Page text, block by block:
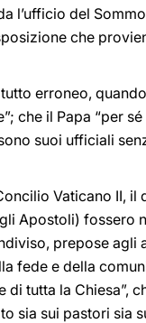
l’ufficio del
che
erroneo,
che il Papa “per
suoi ufficiali
Vaticano II, il
Apostoli) fossero
prepose agli
fede e della
tutta la Chiesa”,
sia sui pastori sia